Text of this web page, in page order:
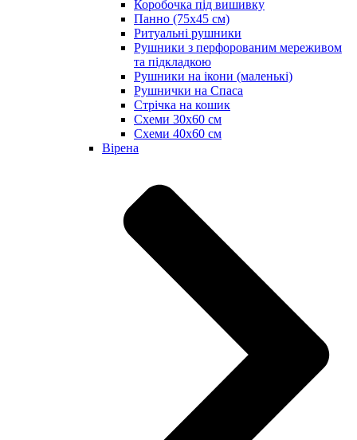
Коробочка під вишивку
Панно (75х45 см)
Ритуальні рушники
Рушники з перфорованим мереживом
та підкладкою
Рушники на ікони (маленькі)
Рушнички на Спаса
Стрічка на кошик
Схеми 30х60 см
Схеми 40х60 см
Вірена